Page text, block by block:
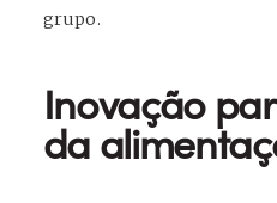
grupo.
Inovação
da